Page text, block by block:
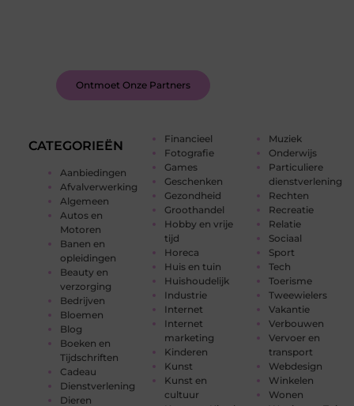
CATEGORIEËN
Aanbiedingen
Afvalverwerking
Algemeen
Autos en
Motoren
Banen en
opleidingen
Beauty en
verzorging
Bedrijven
Bloemen
Blog
Boeken en
Tijdschriften
Cadeau
Dienstverlening
Dieren
Financieel
Fotografie
Games
Geschenken
Gezondheid
Groothandel
Hobby en vrije
tijd
Horeca
Huis en tuin
Huishoudelijk
Industrie
Internet
Internet
marketing
Kinderen
Kunst
Kunst en
cultuur
Muziek
Onderwijs
Particuliere
dienstverlening
Rechten
Recreatie
Relatie
Sociaal
Sport
Tech
Toerisme
Tweewielers
Vakantie
Verbouwen
Vervoer en
transport
Webdesign
Winkelen
Wonen
Ontmoet Onze Partners